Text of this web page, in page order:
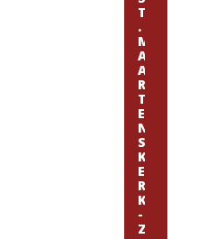
T
.
M
A
A
R
T
E
N
S
K
E
R
K
-
Z